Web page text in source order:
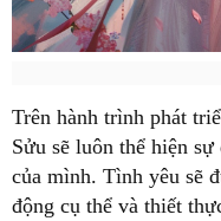
Trên hành trình phát
Sửu sẽ luôn thể hiện
của mình. Tình yêu sẽ
động cụ thể và thiết